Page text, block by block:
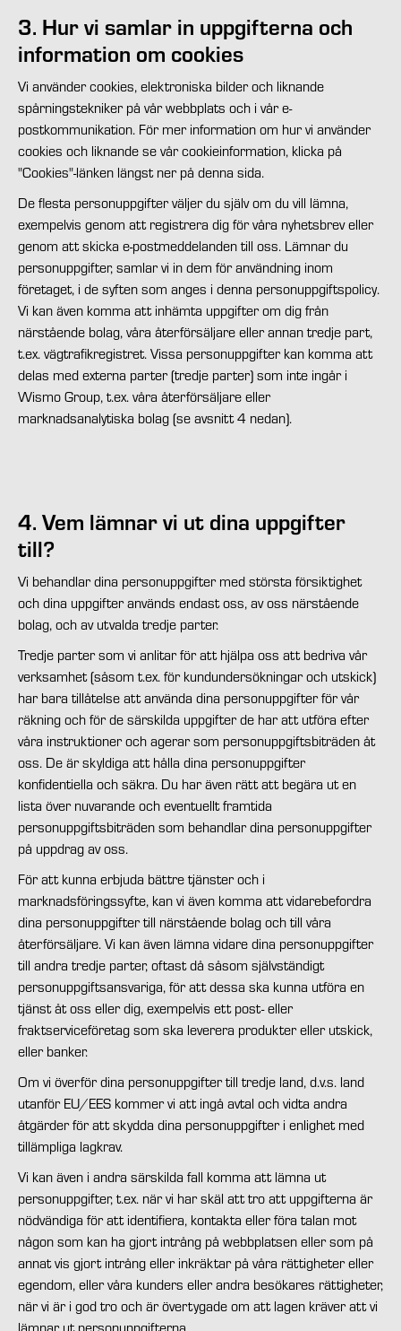
3. Hur vi samlar in uppgifterna och
information om cookies
Vi använder cookies, elektroniska bilder och liknande
spårningstekniker på vår webbplats och i vår e-
postkommunikation. För mer information om hur vi använder
cookies och liknande se vår cookieinformation, klicka på
"Cookies"-länken längst ner på denna sida.
De flesta personuppgifter väljer du själv om du vill lämna,
exempelvis genom att registrera dig för våra nyhetsbrev eller
genom att skicka e-postmeddelanden till oss. Lämnar du
personuppgifter, samlar vi in dem för användning inom
företaget, i de syften som anges i denna personuppgiftspolicy.
Vi kan även komma att inhämta uppgifter om dig från
närstående bolag, våra återförsäljare eller annan tredje part,
t.ex. vägtrafikregistret. Vissa personuppgifter kan komma att
delas med externa parter (tredje parter) som inte ingår i
Wismo Group, t.ex. våra återförsäljare eller
marknadsanalytiska bolag (se avsnitt 4 nedan).
4. Vem lämnar vi ut dina uppgifter
till?
Vi behandlar dina personuppgifter med största försiktighet
och dina uppgifter används endast oss, av oss närstående
bolag, och av utvalda tredje parter.
Tredje parter som vi anlitar för att hjälpa oss att bedriva vår
verksamhet (såsom t.ex. för kundundersökningar och utskick)
har bara tillåtelse att använda dina personuppgifter för vår
räkning och för de särskilda uppgifter de har att utföra efter
våra instruktioner och agerar som personuppgiftsbiträden åt
oss. De är skyldiga att hålla dina personuppgifter
konfidentiella och säkra. Du har även rätt att begära ut en
lista över nuvarande och eventuellt framtida
personuppgiftsbiträden som behandlar dina personuppgifter
på uppdrag av oss.
För att kunna erbjuda bättre tjänster och i
marknadsföringssyfte, kan vi även komma att vidarebefordra
dina personuppgifter till närstående bolag och till våra
återförsäljare. Vi kan även lämna vidare dina personuppgifter
till andra tredje parter, oftast då såsom självständigt
personuppgiftsansvariga, för att dessa ska kunna utföra en
tjänst åt oss eller dig, exempelvis ett post- eller
fraktserviceföretag som ska leverera produkter eller utskick,
eller banker.
Om vi överför dina personuppgifter till tredje land, d.v.s. land
utanför EU/EES kommer vi att ingå avtal och vidta andra
åtgärder för att skydda dina personuppgifter i enlighet med
tillämpliga lagkrav.
Vi kan även i andra särskilda fall komma att lämna ut
personuppgifter, t.ex. när vi har skäl att tro att uppgifterna är
nödvändiga för att identifiera, kontakta eller föra talan mot
någon som kan ha gjort intrång på webbplatsen eller som på
annat vis gjort intrång eller inkräktar på våra rättigheter eller
egendom, eller våra kunders eller andra besökares rättigheter,
när vi är i god tro och är övertygade om att lagen kräver att vi
lämnar ut personuppgifterna.